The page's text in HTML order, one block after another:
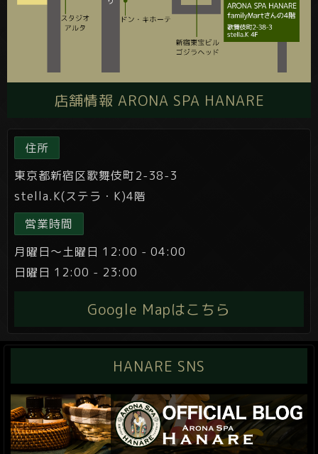
店舗情報 ARONA SPA HANARE
住所
東京都新宿区歌舞伎町2-38-3
stella.K(ステラ・K)4階
営業時間
月曜日～土曜日 12:00 - 04:00
日曜日 12:00 - 23:00
Google Mapはこちら
HANARE SNS